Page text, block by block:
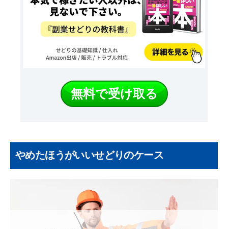
無料で受け取る
やめたほうがいいせどりのケース